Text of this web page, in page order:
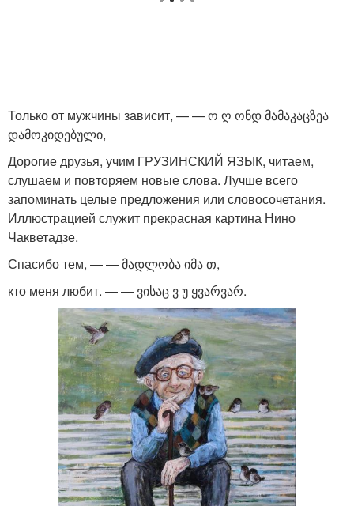
Только от мужчины зависит, — — ო ღ ონდ მამაკაცზეა
დამოკიდებული,
Дорогие друзья, учим ГРУЗИНСКИЙ ЯЗЫК, читаем,
слушаем и повторяем новые слова. Лучше всего
запоминать целые предложения или словосочетания.
Иллюстрацией служит прекрасная картина Нино
Чакветадзе.
Спасибо тем, — — მადლობა იმა თ,
кто меня любит. — — ვისაც ვ უ ყვარვარ.